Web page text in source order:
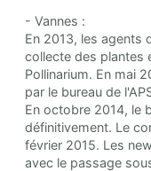
- Vannes :
En 2013, les agents
collecte des plantes
Pollinarium. En mai
par le bureau de
En octobre 2014, le
définitivement. Le
février 2015. Les
avec le passage